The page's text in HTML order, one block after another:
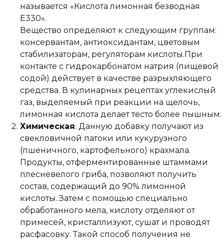
называется «Кислота лимонная безводная
Е330».
Вещество определяют к следующим группам:
консервантам, антиоксидантам, цветовым
стабилизаторам, регуляторам кислоты.При
контакте с гидрокарбонатом натрия (пищевой
содой) действует в качестве разрыхляющего
средства. В кулинарных рецептах углекислый
газ, выделяемый при реакции на щелочь,
лимонная кислота делает тесто более пышным.
Химическая. Данную добавку получают из
свекловичной патоки или кукурузного
(пшеничного, картофельного) крахмала.
Продукты, отферментированные штаммами
плесневелого гриба, позволяют получить
состав, содержащий до 90% лимонной
кислоты. Затем с помощью специально
обработанного мела, кислоту отделяют от
примесей, кристаллизуют, сушат и проводят
расфасовку. Такой способ получения не